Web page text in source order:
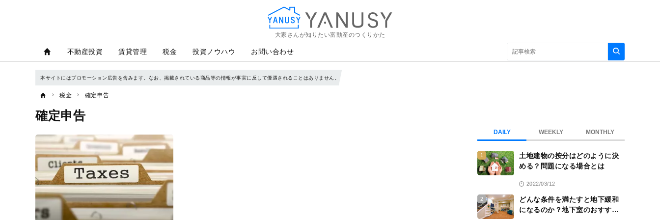
大家さんが知りたい富動産のつくりかた
不動産投資 賃貸管理 税金 投資ノウハウ お問い合わせ
本サイトにはプロモーション広告を含みます。なお、掲載されている商品等の情報が事実に反して優遇されることはありません。
税金 確定申告
確定申告
記
事
覧
DAILY WEEKLY MONTHLY
1
土地建物の按分はどのように決
める？問題になる場合とは
2022/03/12
2
どんな条件を満たすと地下緩和
になるのか？地下室のおすすめ